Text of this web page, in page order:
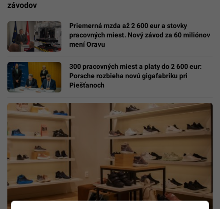
závodov
Priemerná mzda až 2 600 eur a stovky
pracovných miest. Nový závod za 60 miliónov
mení Oravu
300 pracovných miest a platy do 2 600 eur:
Porsche rozbieha novú gigafabriku pri
Piešťanoch